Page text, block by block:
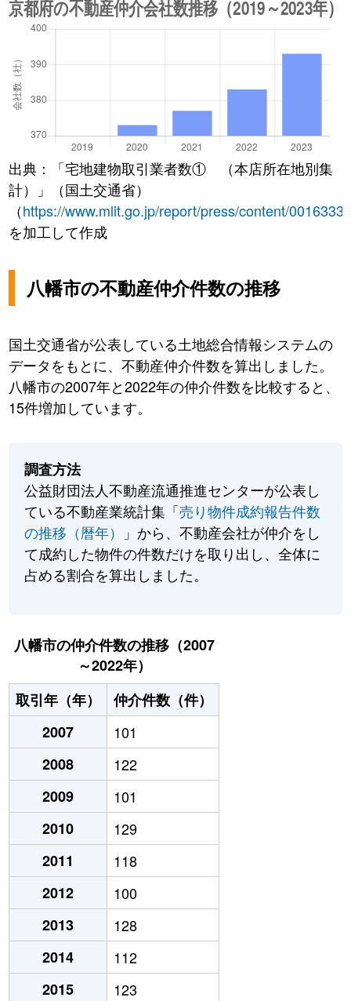
出典：「宅地建物取引業者数① （本店所在地別集
計）」（国土交通省）
（https://www.mlit.go.jp/report/press/content/
を加工して作成
八幡市の不動産仲介件数の推移
国土交通省が公表している土地総合情報システムの
データをもとに、不動産仲介件数を算出しました。
八幡市の2007年と2022年の仲介件数を比較すると、
15件増加しています。
調査方法
公益財団法人不動産流通推進センターが公表し
ている不動産業統計集「売り物件成約報告件数
の推移（暦年）
」から、不動産会社が仲介をし
て成約した物件の件数だけを取り出し、全体に
占める割合を算出しました。
八幡市の仲介件数の推移（2007
～2022年）
取引年（年）
仲介件数（件）
2007
101
2008
122
2009
101
2010
129
2011
118
2012
100
2013
128
2014
112
2015
123